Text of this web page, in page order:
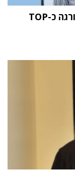
מחקר STKI השנתי: וואן טכנולוגיות דורגה כ-TOP